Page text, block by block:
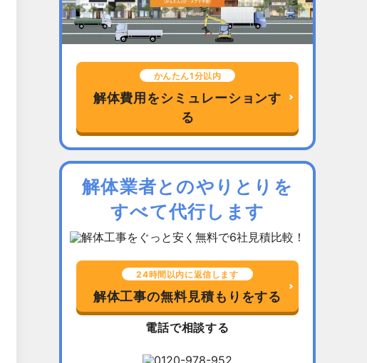
かんたん1分以内
解体費用をシミュレーションす
る
解体業者とのやりとりを
すべて代行します
24時間以内に返信します
解体工事の無料見積もりをする
電話で相談する